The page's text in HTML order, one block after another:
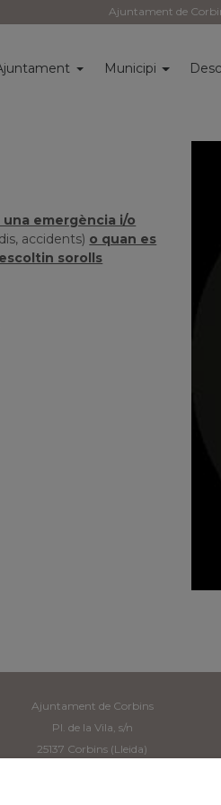
Ajuntament de
Municipi
emergència i/o
accidents) o quan es
sorolls
Ajuntament de Corbins
Pl. de la Vila, s/n
25137 Corbins (Lleida)